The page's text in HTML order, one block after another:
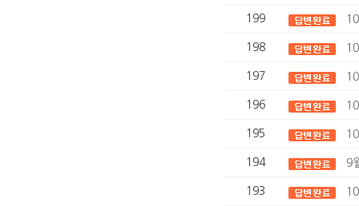
199
198
197
196
195
194 9
193